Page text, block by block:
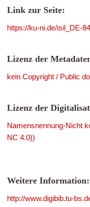
Link zur Seite:
https://ku-ni.de/isil_DE-
Lizenz der
kein Copyright / Public
Lizenz der
Namensnennung-Nicht
NC 4.0))
Weitere Information:
http://www.digibib.tu-